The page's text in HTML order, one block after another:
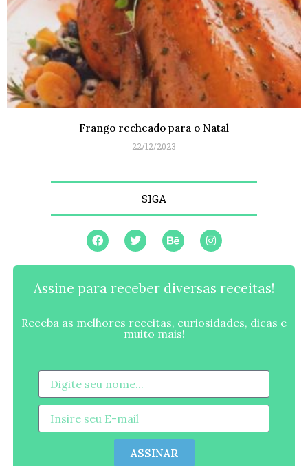
Frango recheado para o Natal
22/12/2023
SIGA
Assine para receber diversas receitas!
Receba as melhores receitas, curiosidades, dicas e
muito mais!
ASSINAR